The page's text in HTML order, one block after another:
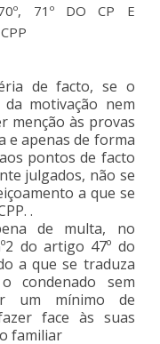
70º, 71º DO CP E
de facto, se o
motivação nem
menção às provas
e apenas de forma
pontos de facto
julgados, não se
a que se
.
de multa, no
do artigo 47º do
a que se traduza
condenado sem
um mínimo de
face às suas
familiar